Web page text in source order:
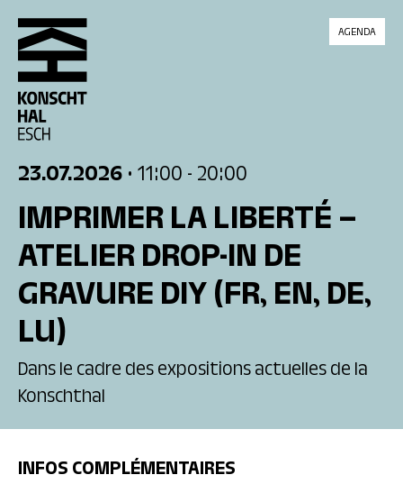
skip_to_content
AGENDA
23.07.2026 • 11:00 - 20:00
IMPRIMER LA LIBERTÉ –
ATELIER DROP-IN DE
GRAVURE DIY(FR, EN, DE,
LU)
Dans le cadre des expositions actuelles de la
Konschthal
INFOS COMPLÉMENTAIRES